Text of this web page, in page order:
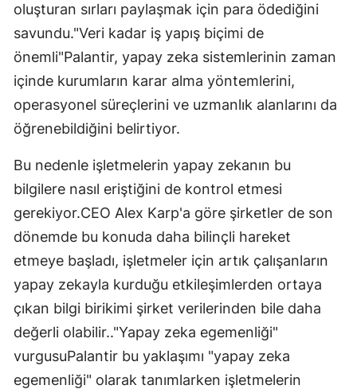
oluşturan sırları paylaşmak için para ödediğini
savundu."Veri kadar iş yapış biçimi de
önemli"Palantir, yapay zeka sistemlerinin zaman
içinde kurumların karar alma yöntemlerini,
operasyonel süreçlerini ve uzmanlık alanlarını da
öğrenebildiğini belirtiyor.
Bu nedenle işletmelerin yapay zekanın bu
bilgilere nasıl eriştiğini de kontrol etmesi
gerekiyor.CEO Alex Karp'a göre şirketler de son
dönemde bu konuda daha bilinçli hareket
etmeye başladı, işletmeler için artık çalışanların
yapay zekayla kurduğu etkileşimlerden ortaya
çıkan bilgi birikimi şirket verilerinden bile daha
değerli olabilir.."Yapay zeka egemenliği"
vurgusuPalantir bu yaklaşımı "yapay zeka
egemenliği" olarak tanımlarken işletmelerin